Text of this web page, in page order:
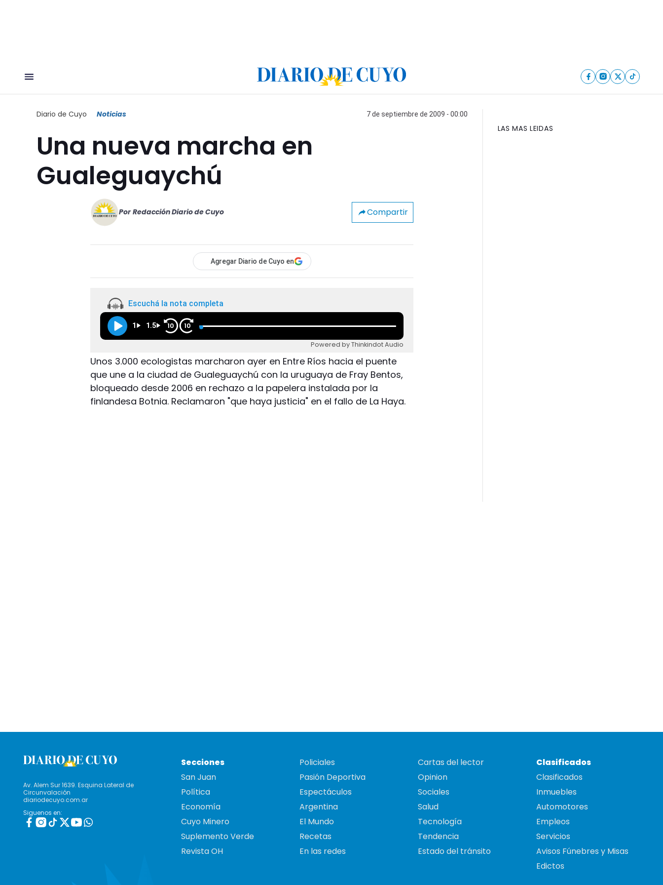
Diario de Cuyo Noticias 7 de septiembre de 2009 - 00:00
Una nueva marcha en
Gualeguaychú
Por Redacción Diario de Cuyo Compartir
Agregar Diario de Cuyo en
Escuchá la nota completa
1 1.5 10 10
Powered by Thinkindot Audio
Unos 3.000 ecologistas marcharon ayer en Entre Ríos hacia el puente
que une a la ciudad de Gualeguaychú con la uruguaya de Fray Bentos,
bloqueado desde 2006 en rechazo a la papelera instalada por la
finlandesa Botnia. Reclamaron "que haya justicia" en el fallo de La Haya.
LAS MAS LEIDAS
Av. Alem Sur 1639. Esquina Lateral de
Circunvalación
diariodecuyo.com.ar
Siguenos en:
Secciones
San Juan
Política
Economía
Cuyo Minero
Suplemento Verde
Revista OH
Policiales
Pasión Deportiva
Espectáculos
Argentina
El Mundo
Recetas
En las redes
Cartas del lector
Opinion
Sociales
Salud
Tecnología
Tendencia
Estado del tránsito
Clasificados
Clasificados
Inmuebles
Automotores
Empleos
Servicios
Avisos Fúnebres y Misas
Edictos